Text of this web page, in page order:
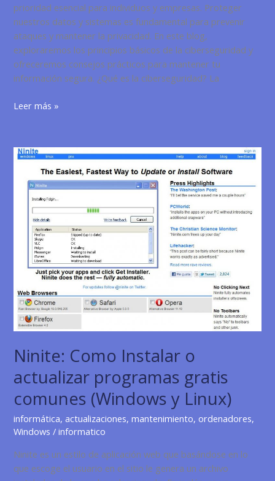
prioridad esencial para individuos y empresas. Proteger
nuestros datos y sistemas es fundamental para prevenir
ataques y mantener la privacidad. En este blog,
exploraremos los principios básicos de la ciberseguridad y
ofreceremos consejos prácticos para mantener tu
información segura. ¿Qué es la ciberseguridad? La
Principios
la
ciberseguridad:
Protegiendo
Información
Digital
Leer más »
Ninite: Como Instalar o
actualizar programas gratis
comunes (Windows y Linux)
informática,actualizaciones,mantenimiento, ordenadores,
Windows /informatico
Ninite es un estilo de aplicación web que basándose en lo
que escoge el usuario en el sitio le genera un archivo